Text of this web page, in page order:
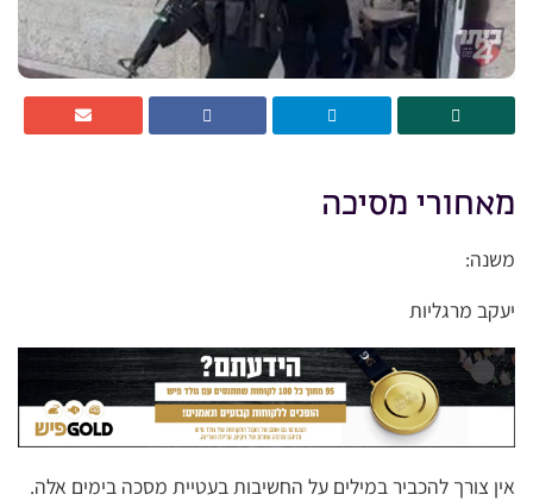
מאחורי מסיכה
משנה:
יעקב מרגליות
אין צורך להכביר במילים על החשיבות בעטיית מסכה בימים אלה.